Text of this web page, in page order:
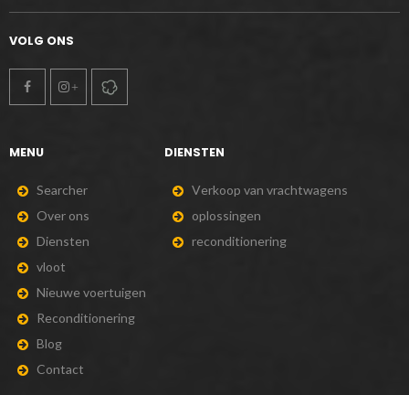
VOLG ONS
MENU
Searcher
Over ons
Diensten
vloot
Nieuwe voertuigen
Reconditionering
Blog
Contact
DIENSTEN
Verkoop van vrachtwagens
oplossingen
reconditionering